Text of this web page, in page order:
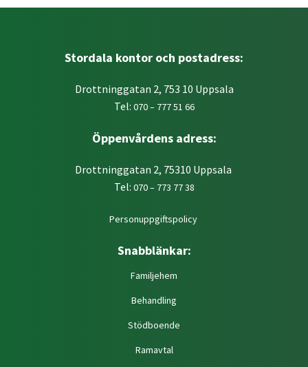
Stordala kontor och postadress:
Drottninggatan 2, 753 10 Uppsala
Tel: 070 – 777 51 66
Öppenvårdens adress:
Drottninggatan 2, 75310 Uppsala
Tel: 070 – 773 77 38
Personuppgiftspolicy
Snabblänkar:
Familjehem
Behandling
Stödboende
Ramavtal